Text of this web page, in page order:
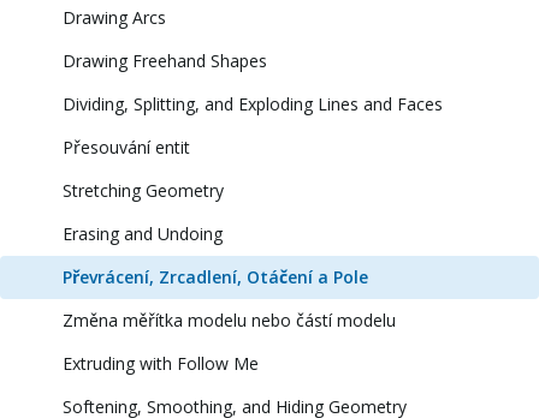
Drawing Arcs
Drawing Freehand Shapes
Dividing, Splitting, and Exploding Lines and Faces
Přesouvání entit
Stretching Geometry
Erasing and Undoing
Převrácení, Zrcadlení, Otáčení a Pole
Změna měřítka modelu nebo částí modelu
Extruding with Follow Me
Softening, Smoothing, and Hiding Geometry